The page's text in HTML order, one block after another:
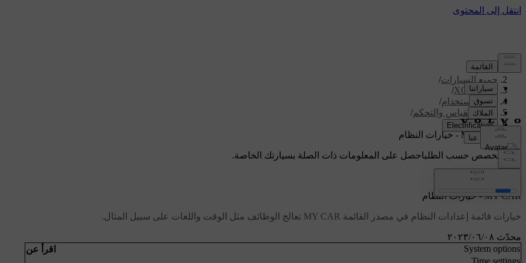
الدعم/
جميع السيارات/
XC70 2016
/
دليل الاستخدام/
اجهزة القياس والتحكم/
سيارتي/
MY CAR - خيارات النظام
دعم مخصص حسب الطلباحصل على المعلومات ذات الصلة بسيارتك الخاصة.
تسجيل الدخول
محدّث ٠٨‏/٠٦‏/٢٠٢٣
MY CAR - خيارات النظام
خيارات قائمة إعدادات النظام في مصدر القائمة MY CAR تعالج الوظائف مثل الوقت واللغات على سبيل المثال.
System options
اقرأ عن